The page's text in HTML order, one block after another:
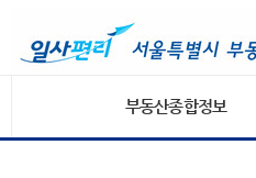
부동산종합정보